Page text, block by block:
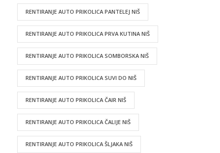
RENTIRANJE AUTO PRIKOLICA PANTELEJ NIŠ
RENTIRANJE AUTO PRIKOLICA PRVA KUTINA NIŠ
RENTIRANJE AUTO PRIKOLICA SOMBORSKA NIŠ
RENTIRANJE AUTO PRIKOLICA SUVI DO NIŠ
RENTIRANJE AUTO PRIKOLICA ČAIR NIŠ
RENTIRANJE AUTO PRIKOLICA ČALIJE NIŠ
RENTIRANJE AUTO PRIKOLICA ŠLJAKA NIŠ